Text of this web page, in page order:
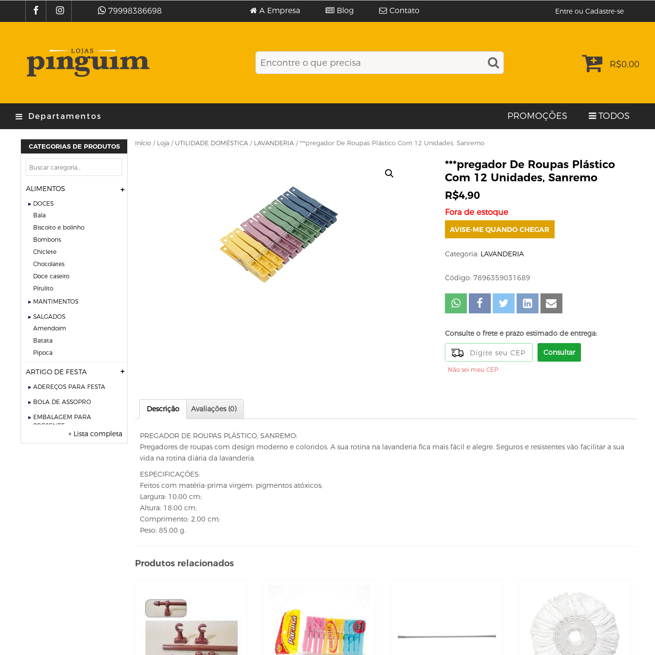
79998386698 A Empresa Blog Contato Entre ou Cadastre-se
R$0,00
Departamentos PROMOÇÕES TODOS
Início / Loja / UTILIDADE DOMÉSTICA / LAVANDERIA / ***pregador De Roupas Plástico Com 12 Unidades, Sanremo
***pregador De Roupas Plástico
Com 12 Unidades, Sanremo
R$4,90
Fora de estoque
AVISE-ME QUANDO CHEGAR
Categoria: LAVANDERIA
Código: 7896359031689
Consulte o frete e prazo estimado de entrega:
Consultar
Não sei meu CEP
Descrição Avaliações (0)
PREGADOR DE ROUPAS PLÁSTICO, SANREMO:
Pregadores de roupas com design moderno e coloridos. A sua rotina na lavanderia fica mais fácil e alegre. Seguros e resistentes vão facilitar a sua
vida na rotina diária da lavanderia.
ESPECIFICAÇÕES:
Feitos com matéria-prima virgem: pigmentos atóxicos;
Largura: 10.00 cm;
Altura: 18.00 cm;
Comprimento: 2.00 cm;
Peso: 85.00 g.
Produtos relacionados
CATEGORIAS DE PRODUTOS
ALIMENTOS
DOCES
bala
biscoito e bolinho
bombons
chiclete
chocolates
doce caseiro
pirulito
MANTIMENTOS
SALGADOS
amendoim
batata
pipoca
ARTIGO DE FESTA
ADEREÇOS PARA FESTA
BOLA DE ASSOPRO
EMBALAGEM PARA
PRESENTE
+ Lista completa